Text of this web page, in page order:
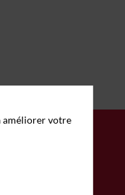
améliorer votre